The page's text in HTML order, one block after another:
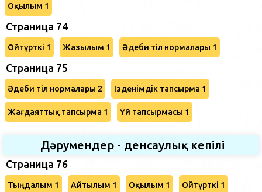
Оқылым 1
Страница 74
Ойтүрткі 1 Жазылым 1 Әдеби тіл нормалары 1
Страница 75
Әдеби тіл нормалары 2 Ізденімдік тапсырма 1
Жағдаяттық тапсырма 1 Үй тапсырмасы 1
Дәрумендер - денсаулық кепілі
Страница 76
Тыңдалым 1 Айтылым 1 Оқылым 1 Ойтүрткі 1